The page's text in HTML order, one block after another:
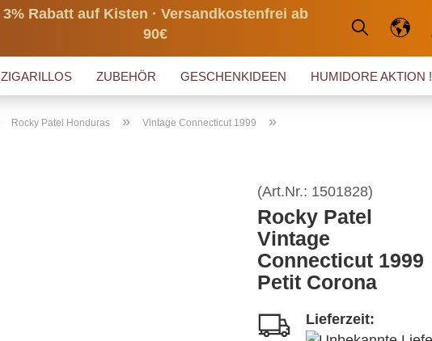
3% Rabatt auf Kisten · Versandkostenfrei ab
90€
ZIGARILLOS ZUBEHÖR GESCHENKIDEEN HUMIDORE AKTION !
Rocky Patel Honduras » Vintage Connecticut 1999 »
(Art.Nr.: 1501828)
Rocky Patel
Vintage
Connecticut 1999
Petit Corona
Lieferzeit: